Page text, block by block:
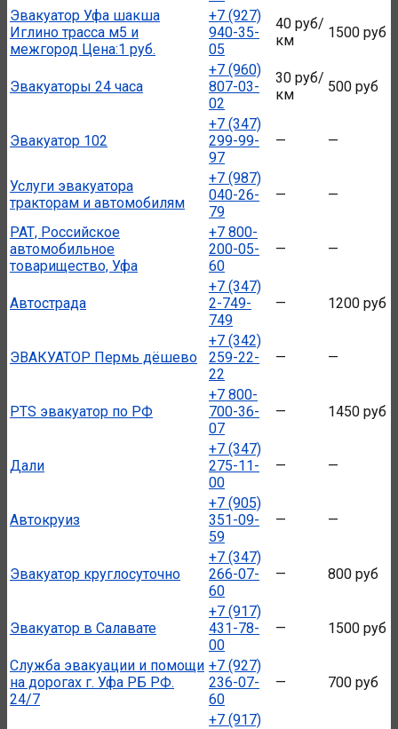
Эвакуатор Уфа шакша
Иглино трасса м5 и
межгород Цена:1 руб.
+7 (927)
940-35-
05
40 руб/
км
1500 руб
Эвакуаторы 24 часа
+7 (960)
807-03-
02
30 руб/
км
500 руб
Эвакуатор 102
+7 (347)
299-99-
97
— —
Услуги эвакуатора
тракторам и автомобилям
+7 (987)
040-26-
79
— —
РАТ, Российское
автомобильное
товарищество, Уфа
+7 800-
200-05-
60
— —
Автострада
+7 (347)
2-749-
749
— 1200 руб
ЭВАКУАТОР Пермь дёшево
+7 (342)
259-22-
22
— —
PTS эвакуатор по РФ
+7 800-
700-36-
07
— 1450 руб
Дали
+7 (347)
275-11-
00
— —
Автокруиз
+7 (905)
351-09-
59
— —
Эвакуатор круглосуточно
+7 (347)
266-07-
60
— 800 руб
Эвакуатор в Салавате
+7 (917)
431-78-
00
— 1500 руб
Служба эвакуации и помощи
на дорогах г. Уфа РБ РФ.
24/7
+7 (927)
236-07-
60
— 700 руб
+7 (917)